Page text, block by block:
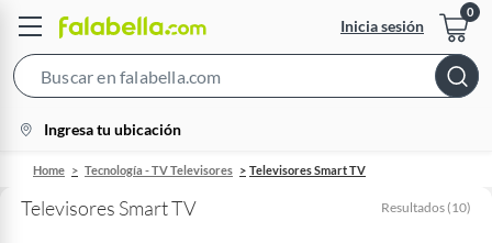
Inicia sesión
Bar
location-
icon
Ingresa tu ubicación
Home Tecnología - TV Televisores Televisores Smart TV
Televisores Smart TV Resultados (10)